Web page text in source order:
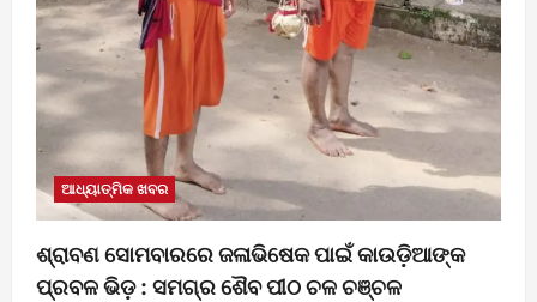
ଆଧ୍ୟାତ୍ମିକ ଖବର
ଶ୍ରାବଣ ସୋମବାରରେ ଜଳାଭିଷେକ ପାଇଁ କାଉଡ଼ିଆଙ୍କ
ପ୍ରବଳ ଭିଡ଼ : ସମଗ୍ର ଶୈବ ପୀଠ ଚଳ ଚଞ୍ଚଳ